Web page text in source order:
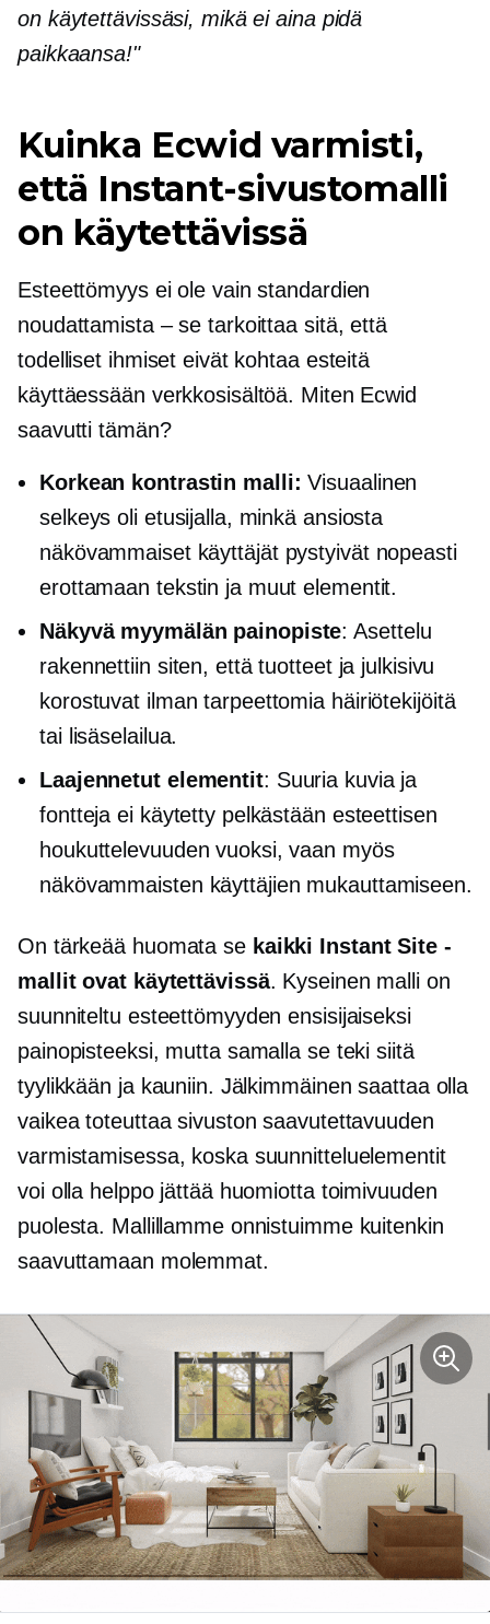
on käytettävissäsi, mikä ei aina pidä
paikkaansa!"
Kuinka Ecwid varmisti,
että Instant-sivustomalli
on käytettävissä
Esteettömyys ei ole vain standardien
noudattamista – se tarkoittaa sitä, että
todelliset ihmiset eivät kohtaa esteitä
käyttäessään verkkosisältöä. Miten Ecwid
saavutti tämän?
Korkean kontrastin malli: Visuaalinen
selkeys oli etusijalla, minkä ansiosta
näkövammaiset käyttäjät pystyivät nopeasti
erottamaan tekstin ja muut elementit.
Näkyvä myymälän painopiste: Asettelu
rakennettiin siten, että tuotteet ja julkisivu
korostuvat ilman tarpeettomia häiriötekijöitä
tai lisäselailua.
Laajennetut elementit: Suuria kuvia ja
fontteja ei käytetty pelkästään esteettisen
houkuttelevuuden vuoksi, vaan myös
näkövammaisten käyttäjien mukauttamiseen.
On tärkeää huomata se kaikki Instant Site -
mallit ovat käytettävissä. Kyseinen malli on
suunniteltu esteettömyyden ensisijaiseksi
painopisteeksi, mutta samalla se teki siitä
tyylikkään ja kauniin. Jälkimmäinen saattaa olla
vaikea toteuttaa sivuston saavutettavuuden
varmistamisessa, koska suunnitteluelementit
voi olla helppo jättää huomiotta toimivuuden
puolesta. Mallillamme onnistuimme kuitenkin
saavuttamaan molemmat.